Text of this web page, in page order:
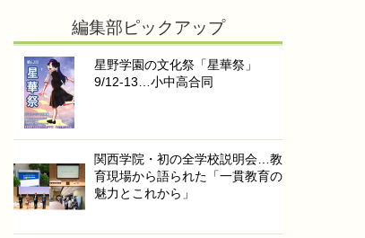
編集部ピックアップ
星野学園の文化祭「星華祭」
9/12-13…小中高合同
関西学院・初の全学校説明会…教
育現場から語られた「一貫教育の
魅力とこれから」